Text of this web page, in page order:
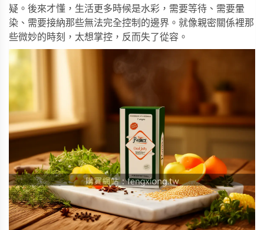
疑。後來才懂，生活更多時候是水彩，需要等待、需要暈
染、需要接納那些無法完全控制的邊界。就像親密關係裡那
些微妙的時刻，太想掌控，反而失了從容。